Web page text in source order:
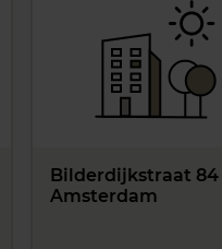
Bilderdijkstraat 84
Amsterdam